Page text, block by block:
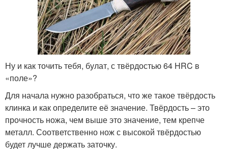
Ну и как точить тебя, булат, с твёрдостью 64 HRC в
«поле»?
Для начала нужно разобраться, что же такое твёрдость
клинка и как определите её значение. Твёрдость – это
прочность ножа, чем выше это значение, тем крепче
металл. Соответственно нож с высокой твёрдостью
будет лучше держать заточку.